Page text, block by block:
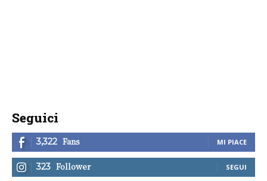
Seguici
3,322 Fans MI PIACE
323 Follower SEGUI